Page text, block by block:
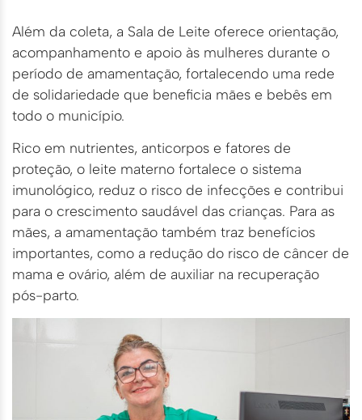
Além da coleta, a Sala de Leite oferece orientação,
acompanhamento e apoio às mulheres durante o
período de amamentação, fortalecendo uma rede
de solidariedade que beneficia mães e bebês em
todo o município.
Rico em nutrientes, anticorpos e fatores de
proteção, o leite materno fortalece o sistema
imunológico, reduz o risco de infecções e contribui
para o crescimento saudável das crianças. Para as
mães, a amamentação também traz benefícios
importantes, como a redução do risco de câncer de
mama e ovário, além de auxiliar na recuperação
pós-parto.